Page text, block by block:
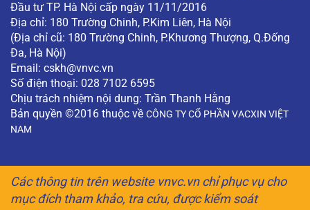
Đầu tư TP. Hà Nội cấp ngày 11/11/2016
Địa chỉ: 180 Trường Chinh, P.Kim Liên, Hà Nội
(Địa chỉ cũ: 180 Trường Chinh, P.Khương Thượng, Q.Đống
Đa, Hà Nội)
Email: cskh@vnvc.vn
Số điện thoại: 028 7102 6595
Chịu trách nhiệm nội dung: Trần Thanh Hằng
Bản quyền ©2016 thuộc về CÔNG TY CỔ PHẦN VACXIN VIỆT
NAM
Các thông tin trên website vnvc.vn chỉ phục vụ cho
mục đích tham khảo, tra cứu, được kiểm soát